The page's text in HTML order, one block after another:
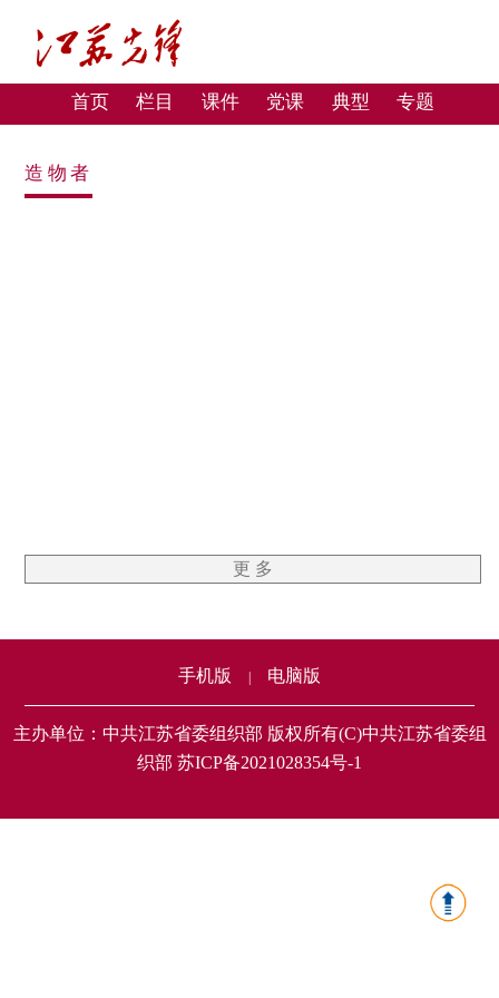
首页 栏目 课件 党课 典型 专题
造物者
更 多
手机版 电脑版
主办单位：中共江苏省委组织部 版权所有(C)中共江苏省委组
织部 苏ICP备2021028354号-1